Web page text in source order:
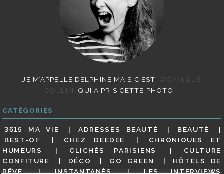
JE M’APPELLE DELPHINE MAIS C’EST
©CAMILLE
COLLIN
QUI A PRIS CETTE PHOTO !
CATÉGORIES
3615 MA VIE ADRESSES BEAUTÉ
BEAUTÉ
BEST-OF
CHEZ DEEDEE
CHRONIQUES ET
HUMEURS
CLICHÉS PARISIENS
CULTURE
CONFITURE
DÉCO GO GREEN
HÔTELS DE
RÊVE
INSTANTANÉS LES INTERVIEWS